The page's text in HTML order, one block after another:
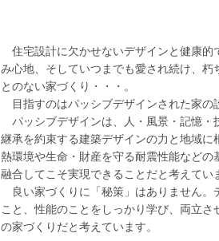
住宅設計に欠かせないデザインと健康的
み心地、そしていつまでも愛され続け、朽
とのない家づくり・・・。
目指すのはパッシブデザインされた家の
パッシブデザインは、人・風景・記憶・
継承を約束する建築デザインの力と地域に
熱環境や生命・財産を守る耐震性能などの
融合してこそ実現できることだと考えてい
良い家づくりに「秘策」はありません。
こと、性能のことをしっかり学び、両立さ
の家づくりだと考えています。